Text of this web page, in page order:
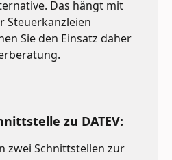
Das hängt mit
Steuerkanzleien
Sie den Einsatz daher
zu DATEV:
zwei Schnittstellen zur